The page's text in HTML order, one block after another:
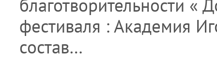
благотворительности «
фестиваля : Академия
состав…